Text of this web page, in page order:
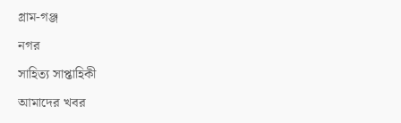
গ্রাম-গঞ্জ
নগর
সাহিত্য সাপ্তাহিকী
আমাদের খবর